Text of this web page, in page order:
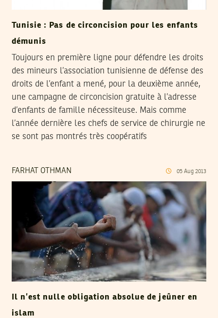
Tunisie : Pas de circoncision pour les enfants
démunis
Toujours en première ligne pour défendre les droits
des mineurs l’association tunisienne de défense des
droits de l’enfant a mené, pour la deuxième année,
une campagne de circoncision gratuite à l’adresse
d’enfants de famille nécessiteuse. Mais comme
l’année dernière les chefs de service de chirurgie ne
se sont pas montrés très coopératifs
FARHAT OTHMAN 05 Aug 2013
Il n’est nulle obligation absolue de jeûner en
islam